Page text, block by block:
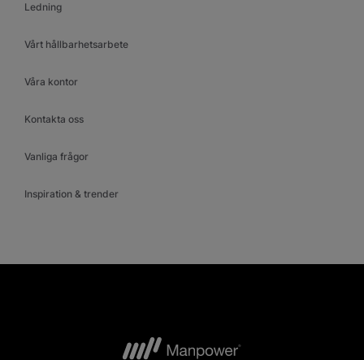
Ledning
Vårt hållbarhetsarbete
Våra kontor
Kontakta oss
Vanliga frågor
Inspiration & trender